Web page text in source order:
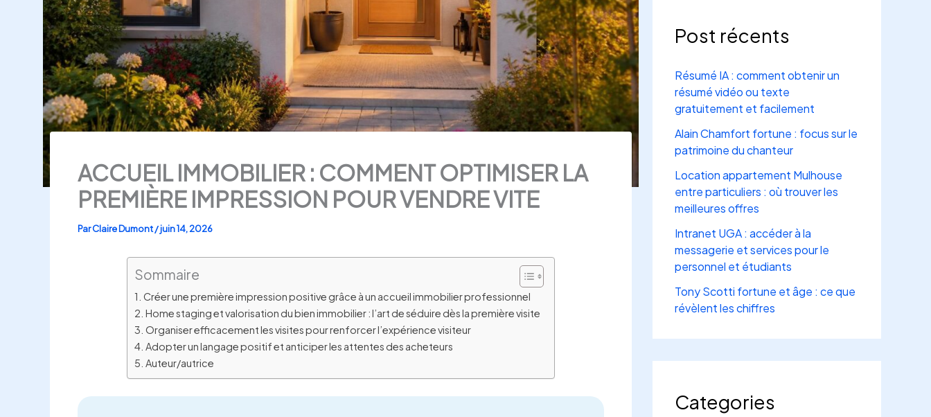
ACCUEIL IMMOBILIER : COMMENT OPTIMISER LA
PREMIÈRE IMPRESSION POUR VENDRE VITE
ParClaire Dumont/juin 14, 2026
Sommaire
Créer une première impression positive grâce à un accueil immobilier professionnel
Home staging et valorisation du bien immobilier : l’art de séduire dès la première visite
Organiser efficacement les visites pour renforcer l’expérience visiteur
Adopter un langage positif et anticiper les attentes des acheteurs
Auteur/autrice
Post récents
Résumé IA : comment obtenir un
résumé vidéo ou texte
gratuitement et facilement
Alain Chamfort fortune : focus sur le
patrimoine du chanteur
Location appartement Mulhouse
entre particuliers : où trouver les
meilleures offres
Intranet UGA : accéder à la
messagerie et services pour le
personnel et étudiants
Tony Scotti fortune et âge : ce que
révèlent les chiffres
Categories